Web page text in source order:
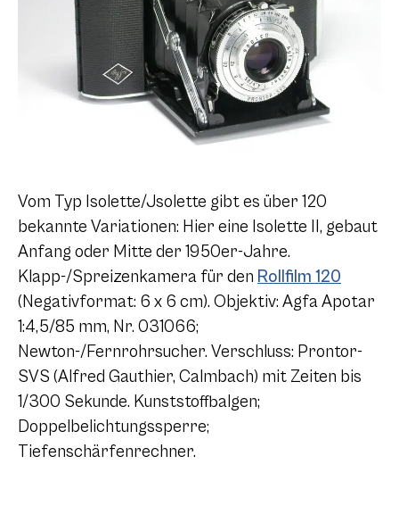
Vom Typ Isolette/Jsolette gibt es über 120
bekannte Variationen: Hier eine Isolette II, gebaut
Anfang oder Mitte der 1950er-Jahre.
Klapp-/Spreizenkamera für den Rollfilm 120
(Negativformat: 6 x 6 cm). Objektiv: Agfa Apotar
1:4,5/85 mm, Nr. 031066;
Newton-/Fernrohrsucher. Verschluss: Prontor-
SVS (Alfred Gauthier, Calmbach) mit Zeiten bis
1/300 Sekunde. Kunststoffbalgen;
Doppelbelichtungssperre;
Tiefenschärfenrechner.